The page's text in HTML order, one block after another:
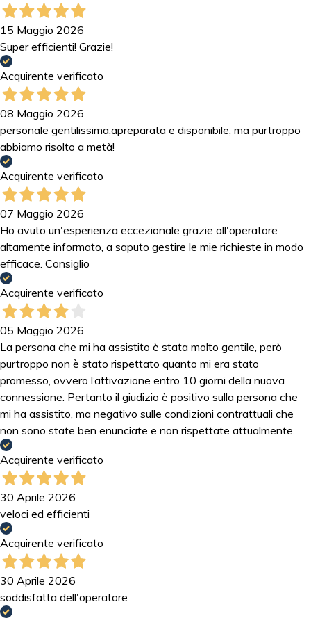
15 Maggio 2026
Super efficienti! Grazie!
Acquirente verificato
08 Maggio 2026
personale gentilissima,apreparata e disponibile, ma purtroppo
abbiamo risolto a metà!
Acquirente verificato
07 Maggio 2026
Ho avuto un'esperienza eccezionale grazie all'operatore
altamente informato, a saputo gestire le mie richieste in modo
efficace. Consiglio
Acquirente verificato
05 Maggio 2026
La persona che mi ha assistito è stata molto gentile, però
purtroppo non è stato rispettato quanto mi era stato
promesso, ovvero l’attivazione entro 10 giorni della nuova
connessione. Pertanto il giudizio è positivo sulla persona che
mi ha assistito, ma negativo sulle condizioni contrattuali che
non sono state ben enunciate e non rispettate attualmente.
Acquirente verificato
30 Aprile 2026
veloci ed efficienti
Acquirente verificato
30 Aprile 2026
soddisfatta dell'operatore